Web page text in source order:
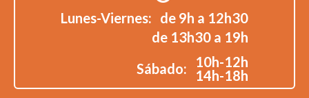
Lunes-Viernes: de 9h a 12h30
de 13h30 a 19h
Sábado:
10h-12h
14h-18h